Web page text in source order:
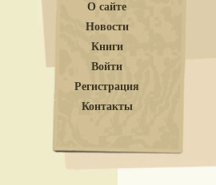
О сайте
Новости
Книги
Войти
Регистрация
Контакты